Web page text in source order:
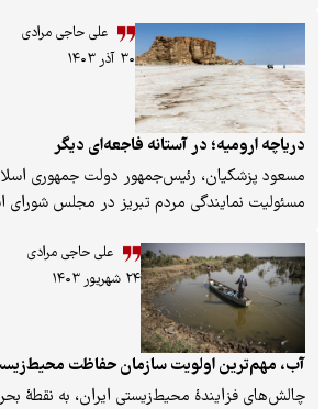
علی حاجی مرادی
۳۰ آذر ۱۴۰۳
در آستانه فاجعه‌ای دیگر
رئیس‌جمهور دولت جمهوری اسلامی ایران، در زمان
مردم تبریز در مجلس شورای اسلامی همواره یکی
ماه از شروع بکار دولت چهاردهم به‌نظر می‌رسد،
ریاست کارگروه ملی نجات دریاچه ارومیه از
سیزدهم به دکتر محمدرضا عارف، باعث افول مجدد
احیای دریاچه ارومیه شده است.
علی حاجی مرادی
۲۴ شهریور ۱۴۰۳
سازمان حفاظت محیط‌زیست
محیط‌زیستی ایران، به نقطۀ بحران رسیده و یا بعضاً